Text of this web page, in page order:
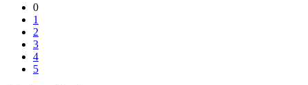
0
1
2
3
4
5